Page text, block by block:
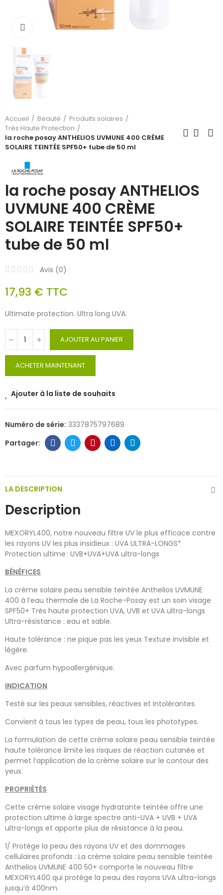
Cliquez pour agrandir
Accueil Beauté
Produits solaires
Très Haute Protection
la roche posay ANTHELIOS UVMUNE 400 CRÈME
SOLAIRE TEINTÉE SPF50+ tube de 50 ml
la roche posay ANTHELIOS
UVMUNE 400 CRÈME
SOLAIRE TEINTÉE SPF50+
tube de 50 ml
Avis (0)
17,93 € TTC
Ultimate protection. Ultra long UVA.
AJOUTER AU PANIER
ACHETER MAINTENANT
Ajouter à la liste de souhaits
Numéro de série: 3337875797689
LA DESCRIPTION
Description
MEXORYL400, notre nouveau filtre UV le plus efficace contre
les rayons UV les plus insidieux : UVA ULTRA-LONGS*
Protection ultime : UVB+UVA+UVA ultra-longs
BÉNÉFICES
La crème solaire peau sensible teintée Anthelios UVMUNE
400 à l’eau thermale de La Roche-Posay est un soin visage
SPF50+ Très haute protection UVA, UVB et UVA ultra-longs
Ultra-résistance : eau et sable.
Haute tolérance : ne pique pas les yeux Texture invisible et
légère.
Avec parfum hypoallergénique.
INDICATION
Testé sur les peaux sensibles, réactives et intolérantes.
Convient à tous les types de peau, tous les phototypes.
La formulation de cette crème solaire peau sensible teintée
haute tolérance limite les risques de réaction cutanée et
permet l’application de la crème solaire sur le contour des
yeux.
PROPRIÉTÉS
Cette crème solaire visage hydratante teintée offre une
protection ultime à large spectre anti-UVA + UVB + UVA
ultra-longs et apporte plus de résistance à la peau.
1/ Protège la peau des rayons UV et des dommages
cellulaires profonds : La crème solaire peau sensible teintée
Anthelios UVMUNE 400 50+ comporte le nouveau filtre
MEXORYL400 qui protège la peau des rayons UVA ultra-longs
jusqu’à 400nm.